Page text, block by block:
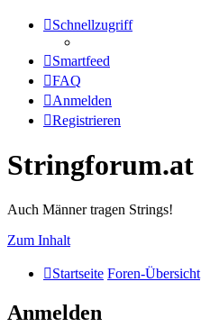
Schnellzugriff
Smartfeed
FAQ
Anmelden
Registrieren
Stringforum.at
Auch Männer tragen Strings!
Zum Inhalt
Startseite Foren-Übersicht
Anmelden